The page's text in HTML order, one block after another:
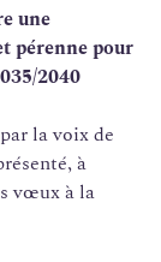
une
pérenne pour
2040
la voix de
à
vœux à la